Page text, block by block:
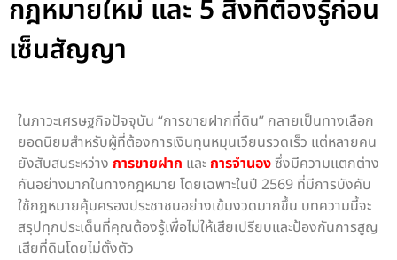
กฎหมายใหม่ และ 5 สิ่งที่ต้องรู้ก่อน
เซ็นสัญญา
ในภาวะเศรษฐกิจปัจจุบัน “การขายฝากที่ดิน” กลายเป็นทางเลือก
ยอดนิยมสำหรับผู้ที่ต้องการเงินทุนหมุนเวียนรวดเร็ว แต่หลายคน
ยังสับสนระหว่าง การขายฝาก และ การจำนองซึ่งมีความแตกต่าง
กันอย่างมากในทางกฎหมาย โดยเฉพาะในปี 2569 ที่มีการบังคับ
ใช้กฎหมายคุ้มครองประชาชนอย่างเข้มงวดมากขึ้น บทความนี้จะ
สรุปทุกประเด็นที่คุณต้องรู้เพื่อไม่ให้เสียเปรียบและป้องกันการสูญ
เสียที่ดินโดยไม่ตั้งตัว